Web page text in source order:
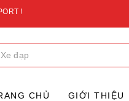
!
CHỦ GIỚI THIỆU